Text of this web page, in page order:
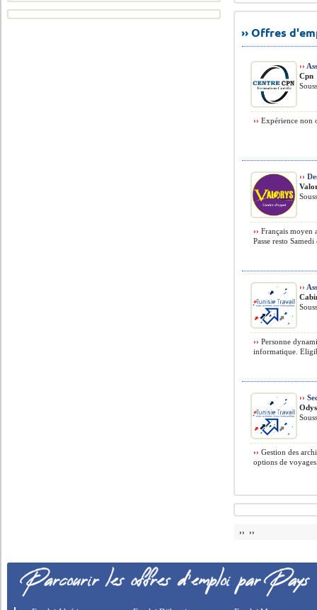
›› Offres
››
Cpn
›› Expérience non
››
›› Français moyen
Passe resto
››
›› Personne
informatique.
››
›› Gestion des
options de
›› ››